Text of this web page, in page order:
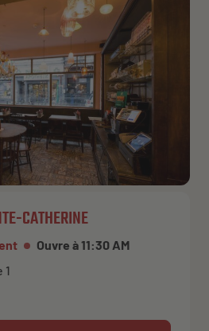
CATHERINE
Ouvre à 11:30 AM
1